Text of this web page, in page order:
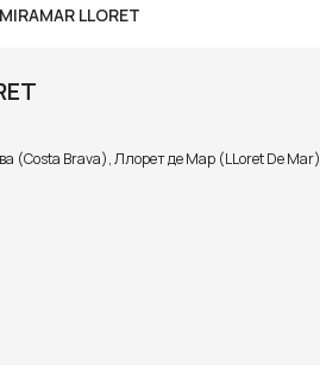
MIRAMAR LLORET
(Costa Brava), Ллорет де Мар (LLoret De Mar)